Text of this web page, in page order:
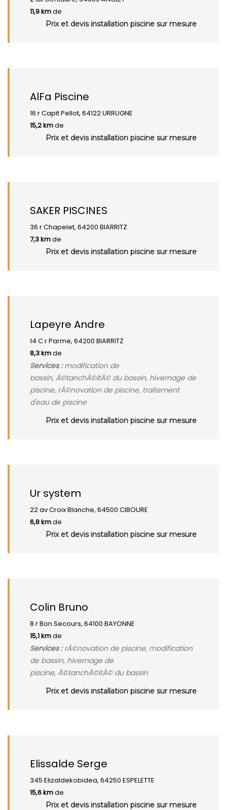
11,9 kmde
Prix et devis installation piscine sur mesure
AlFa Piscine
16 r Capit Pellot, 64122 URRUGNE
15,2 kmde
Prix et devis installation piscine sur mesure
SAKER PISCINES
36 r Chapelet, 64200 BIARRITZ
7,3 kmde
Prix et devis installation piscine sur mesure
Lapeyre Andre
14 C r Parme, 64200 BIARRITZ
8,3 kmde
Services :modification de
bassin, Ã©tanchÃ©itÃ© du bassin, hivernage de
piscine, rÃ©novation de piscine, traitement
d'eau de piscine
Prix et devis installation piscine sur mesure
Ur system
22 av Croix Blanche, 64500 CIBOURE
6,8 kmde
Prix et devis installation piscine sur mesure
Colin Bruno
8 r Bon Secours, 64100 BAYONNE
15,1 kmde
Services :rÃ©novation de piscine, modification
de bassin, hivernage de
piscine, Ã©tanchÃ©itÃ© du bassin
Prix et devis installation piscine sur mesure
Elissalde Serge
345 Elizaldekobidea, 64250 ESPELETTE
15,6 kmde
Prix et devis installation piscine sur mesure